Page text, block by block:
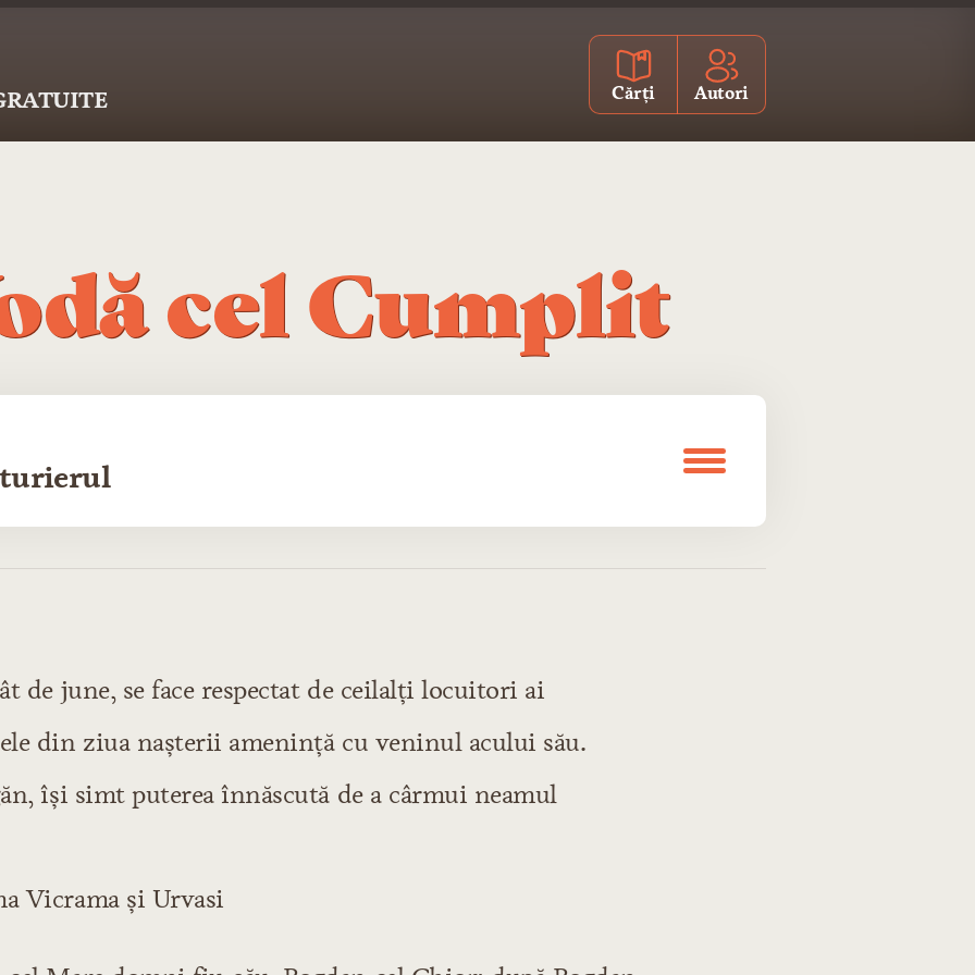
Cărți Autori
cel Cumplit
de june, se face respectat de ceilalţi locuitori ai
din ziua naşterii ameninţă cu veninul acului său.
îşi simt puterea înnăscută de a cârmui neamul
Vicrama şi Urvasi